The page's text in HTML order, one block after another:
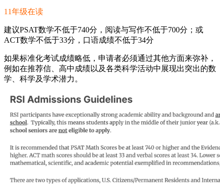
11年级在读
建议PSAT数学不低于740分，阅读与写作不低于700分；或
ACT数学不低于33分，口语成绩不低于34分
如果标准化考试成绩略低，申请者必须通过其他方面来弥补，
例如在推荐信、高中成绩以及各类科学活动中展现出突出的数
学、科学及学术潜力。